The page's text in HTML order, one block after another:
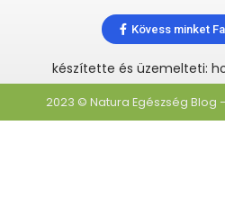
Kövess minket
készítette és üzemelteti:
2023 © Natura Egészség Blog